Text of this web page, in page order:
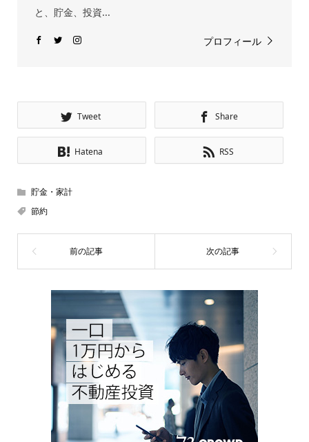
と、貯金、投資...
プロフィール
Tweet Share
Hatena RSS
貯金・家計
節約